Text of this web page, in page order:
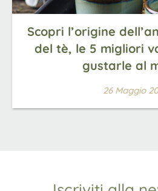
Scopri l’origine
del tè, le 5 migliori
gustarle al
26 Maggio